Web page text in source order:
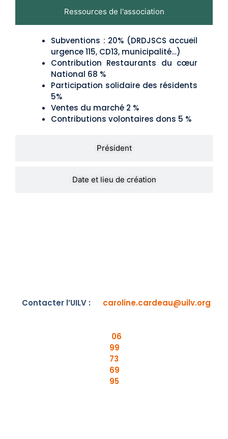
Ressources de l'association
Président
Date et lieu de création
Subventions : 20% (DRDJSCS accueil
urgence 115, CD13, municipalité…)
Contribution Restaurants du cœur
National 68 %
Participation solidaire des résidents
5%
Ventes du marché 2 %
Contributions volontaires dons 5 %
Contacter l’UILV : caroline.cardeau@uilv.org
06
99
73
69
95